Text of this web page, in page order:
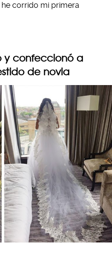
corrido mi primera
y confeccionó a
de novia